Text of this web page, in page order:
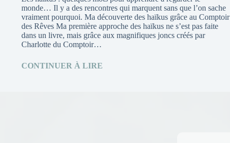
monde… Il y a des rencontres qui marquent sans que l’on sache
vraiment pourquoi. Ma découverte des haïkus grâce au Comptoir
des Rêves Ma première approche des haïkus ne s’est pas faite
dans un livre, mais grâce aux magnifiques joncs créés par
Charlotte du Comptoir…
CONTINUER À LIRE